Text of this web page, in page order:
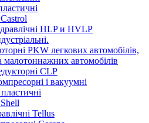
HLP и HVLP
PKW легкових автомобілів,
малотоннажних автомобілів
CLP
і вакуумні
Tellus